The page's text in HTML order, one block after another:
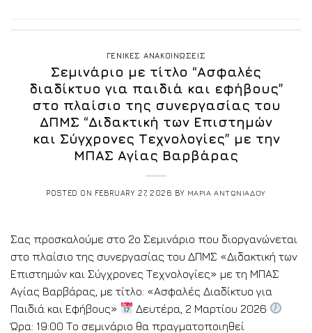
ΓΕΝΙΚΕΣ ΑΝΑΚΟΙΝΩΣΕΙΣ
Σεμινάριο με τίτλο “Ασφαλές
διαδίκτυο για παιδιά και εφήβους”
στο πλαίσιο της συνεργασίας του
ΔΠΜΣ “Διδακτική των Επιστημών
και Σύγχρονες Τεχνολογίες” με την
ΜΠΑΣ Αγίας Βαρβάρας
POSTED ON FEBRUARY 27, 2026 BY ΜΑΡΙΑ ΑΝΤΩΝΙΑΔΟΥ
Σας προσκαλούμε στο 2ο Σεμινάριο που διοργανώνεται
στο πλαίσιο της συνεργασίας του ΔΠΜΣ «Διδακτική των
Επιστημών και Σύγχρονες Τεχνολογίες» με τη ΜΠΑΣ
Αγίας Βαρβάρας, με τίτλο: «Ασφαλές Διαδίκτυο για
Παιδιά και Εφήβους»
Δευτέρα, 2 Μαρτίου 2026
Ώρα: 19:00 Το σεμινάριο θα πραγματοποιηθεί